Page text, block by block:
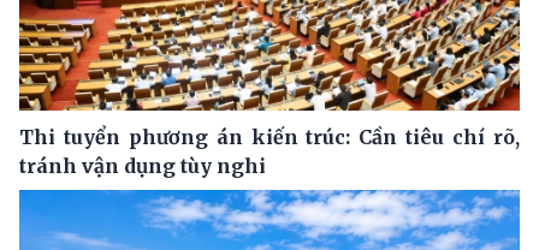
Thi tuyển phương án kiến trúc: Cần tiêu chí rõ,
tránh vận dụng tùy nghi